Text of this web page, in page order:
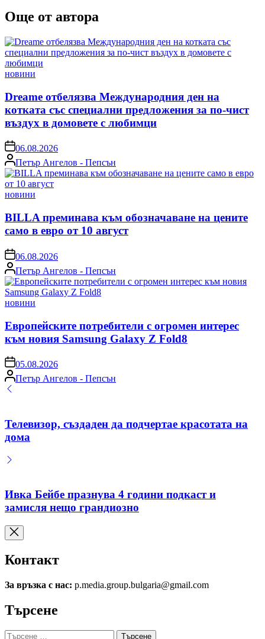
Още от автора
Posted
новини
Dreame отбелязва Международния ден на
котката със специални предложения за по-чист
въздух в домовете с любимци
on06.08.2026
Posted
by
Петър Ангелов - Пепсън
Posted
новини
BILLA преминава към обозначаване на цените
само в евро от 10 август
on06.08.2026
Posted
by
Петър Ангелов - Пепсън
Posted
новини
Европейските потребители с огромен интерес
към новия Samsung Galaxy Z Fold8
on05.08.2026
Posted
by
Петър Ангелов - Пепсън
Телевизор, създаден да подчертае красотата на
дома
Ивка Бейбе празнува 4 години подкаст и
замисля нещо грандиозно
Контакт
За връзка с нас: p.media.group.bulgaria@gmail.com
Търсене
Търсене